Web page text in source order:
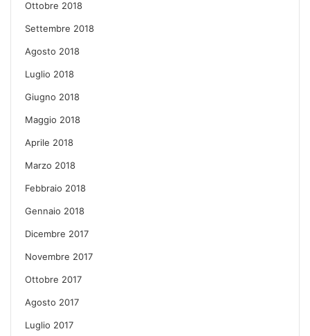
Ottobre 2018
Settembre 2018
Agosto 2018
Luglio 2018
Giugno 2018
Maggio 2018
Aprile 2018
Marzo 2018
Febbraio 2018
Gennaio 2018
Dicembre 2017
Novembre 2017
Ottobre 2017
Agosto 2017
Luglio 2017